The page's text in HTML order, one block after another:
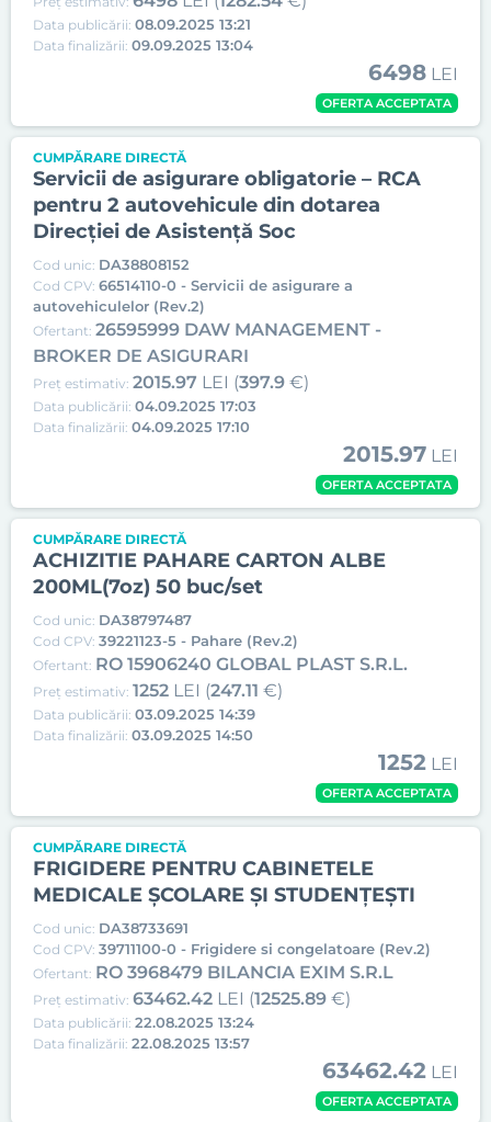
Data publicării: 08.09.2025 13:21
Data finalizării: 09.09.2025 13:04
6498 LEI
OFERTA ACCEPTATA
CUMPĂRARE DIRECTĂ
Servicii de asigurare obligatorie – RCA
pentru 2 autovehicule din dotarea
Direcției de Asistență Soc
Cod unic: DA38808152
Cod CPV: 66514110-0 - Servicii de asigurare a
autovehiculelor (Rev.2)
Ofertant: 26595999 DAW MANAGEMENT -
BROKER DE ASIGURARI
Preț estimativ: 2015.97 LEI (397.9 €)
Data publicării: 04.09.2025 17:03
Data finalizării: 04.09.2025 17:10
2015.97 LEI
OFERTA ACCEPTATA
CUMPĂRARE DIRECTĂ
ACHIZITIE PAHARE CARTON ALBE
200ML(7oz) 50 buc/set
Cod unic: DA38797487
Cod CPV: 39221123-5 - Pahare (Rev.2)
Ofertant: RO 15906240 GLOBAL PLAST S.R.L.
Preț estimativ: 1252 LEI (247.11 €)
Data publicării: 03.09.2025 14:39
Data finalizării: 03.09.2025 14:50
1252 LEI
OFERTA ACCEPTATA
CUMPĂRARE DIRECTĂ
FRIGIDERE PENTRU CABINETELE
MEDICALE ȘCOLARE ȘI STUDENȚEȘTI
Cod unic: DA38733691
Cod CPV: 39711100-0 - Frigidere si congelatoare (Rev.2)
Ofertant: RO 3968479 BILANCIA EXIM S.R.L
Preț estimativ: 63462.42 LEI (12525.89 €)
Data publicării: 22.08.2025 13:24
Data finalizării: 22.08.2025 13:57
63462.42 LEI
OFERTA ACCEPTATA